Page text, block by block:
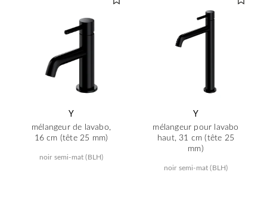
Y
mélangeur de lavabo,
16 cm (tête 25 mm)
noir semi-mat (BLH)
Y
mélangeur pour lavabo
haut, 31 cm (tête 25
mm)
noir semi-mat (BLH)